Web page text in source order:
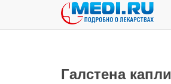
Галстена